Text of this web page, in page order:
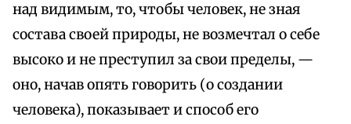
над видимым, то, чтобы человек, не зная
состава своей природы, не возмечтал о себе
высоко и не преступил за свои пределы, —
оно, начав опять говорить (о создании
человека), показывает и способ его